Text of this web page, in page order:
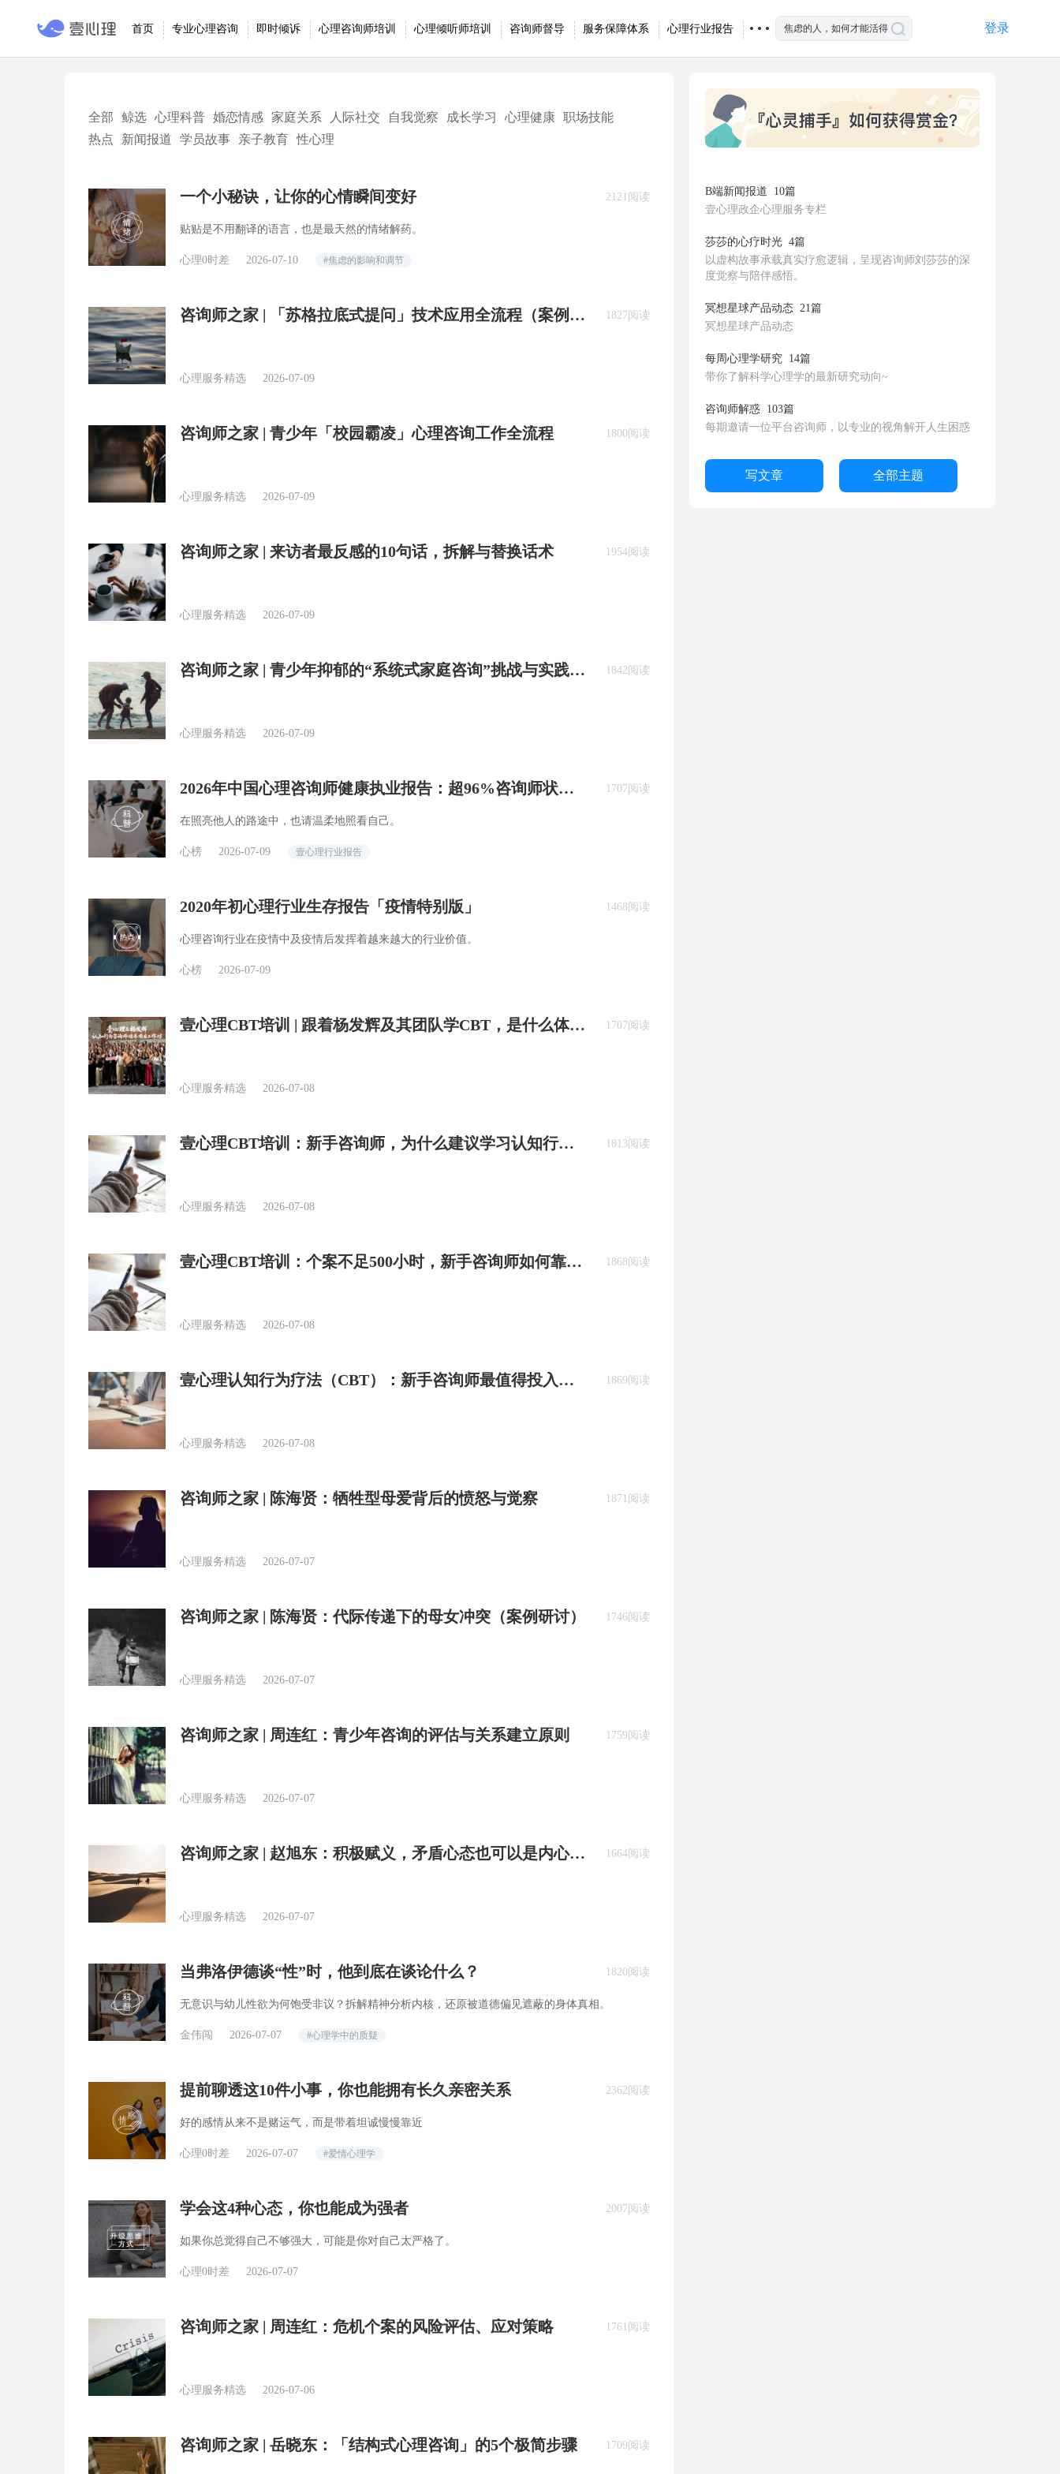
首页 专业心理咨询 即时倾诉 心理咨询师培训 心理倾听师培训 咨询师督导 服务保障体系 心理行业报告 登录
全部 鲸选 心理科普 婚恋情感 家庭关系 人际社交 自我觉察 成长学习 心理健康 职场技能
热点
新闻报道 学员故事 亲子教育 性心理
一个小秘诀，让你的心情瞬间变好
贴贴是不用翻译的语言，也是最天然的情绪解药。
心理0时差 2026-07-10 #焦虑的影响和调节
2121阅读
咨询师之家 | 「苏格拉底式提问」技术应用全流程（案例示
心理服务精选 2026-07-09
1827阅读
咨询师之家 | 青少年「校园霸凌」心理咨询工作全流程
心理服务精选 2026-07-09
1800阅读
咨询师之家 | 来访者最反感的10句话，拆解与替换话术
心理服务精选 2026-07-09
1954阅读
咨询师之家 | 青少年抑郁的“系统式家庭咨询”挑战与实践策
心理服务精选 2026-07-09
1842阅读
2026年中国心理咨询师健康执业报告：超96%咨询师状态
在照亮他人的路途中，也请温柔地照看自己。
心榜 2026-07-09 壹心理行业报告
1707阅读
2020年初心理行业生存报告「疫情特别版」
心理咨询行业在疫情中及疫情后发挥着越来越大的行业价值。
心榜 2026-07-09
1468阅读
壹心理CBT培训 | 跟着杨发辉及其团队学CBT，是什么体
心理服务精选 2026-07-08
1707阅读
壹心理CBT培训：新手咨询师，为什么建议学习认知行为
心理服务精选 2026-07-08
1813阅读
壹心理CBT培训：个案不足500小时，新手咨询师如何靠
心理服务精选 2026-07-08
1868阅读
壹心理认知行为疗法（CBT）：新手咨询师最值得投入的
心理服务精选 2026-07-08
1869阅读
咨询师之家 | 陈海贤：牺牲型母爱背后的愤怒与觉察
心理服务精选 2026-07-07
1871阅读
咨询师之家 | 陈海贤：代际传递下的母女冲突（案例研讨）
心理服务精选 2026-07-07
1746阅读
咨询师之家 | 周连红：青少年咨询的评估与关系建立原则
心理服务精选 2026-07-07
1759阅读
咨询师之家 | 赵旭东：积极赋义，矛盾心态也可以是内心富
心理服务精选 2026-07-07
1664阅读
当弗洛伊德谈“性”时，他到底在谈论什么？
无意识与幼儿性欲为何饱受非议？拆解精神分析内核，还原被道德偏见遮蔽的身体真相。
金伟闯 2026-07-07 #心理学中的质疑
1820阅读
提前聊透这10件小事，你也能拥有长久亲密关系
好的感情从来不是赌运气，而是带着坦诚慢慢靠近
心理0时差 2026-07-07 #爱情心理学
2362阅读
学会这4种心态，你也能成为强者
如果你总觉得自己不够强大，可能是你对自己太严格了。
心理0时差 2026-07-07
2007阅读
咨询师之家 | 周连红：危机个案的风险评估、应对策略
心理服务精选 2026-07-06
1761阅读
咨询师之家 | 岳晓东：「结构式心理咨询」的5个极简步骤 1709阅读
B端新闻报道
10篇
壹心理政企心理服务专栏
莎莎的心疗时光 4篇
以虚构故事承载真实疗愈逻辑，呈现咨询师刘莎莎的深
度觉察与陪伴感悟。
冥想星球产品动态 21篇
冥想星球产品动态
每周心理学研究 14篇
带你了解科学心理学的最新研究动向~
咨询师解惑 103篇
每期邀请一位平台咨询师，以专业的视角解开人生困惑
写文章 全部主题